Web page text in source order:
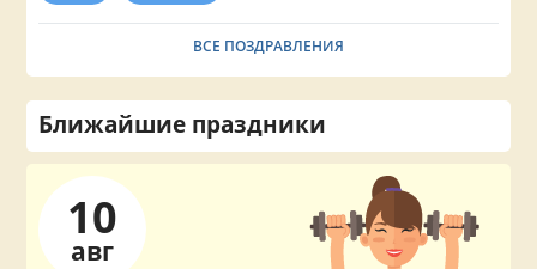
ВСЕ ПОЗДРАВЛЕНИЯ
Ближайшие праздники
10
авг